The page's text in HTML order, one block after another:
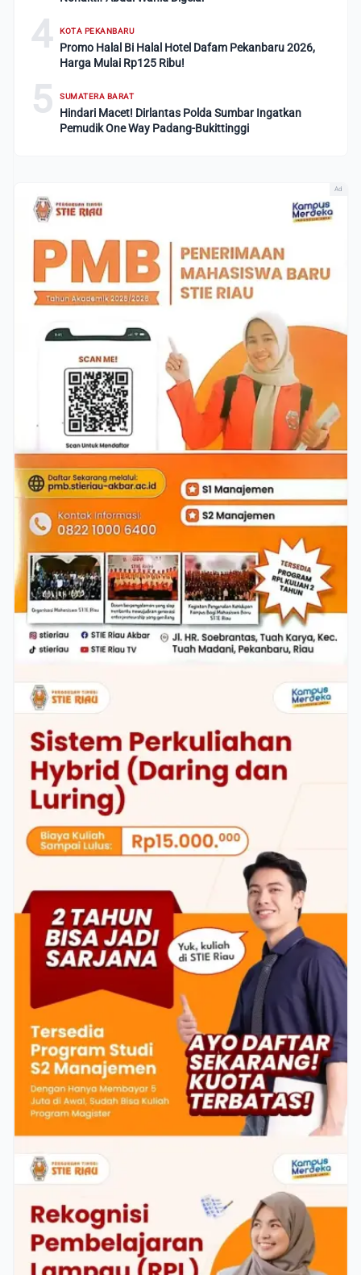
4 KOTA PEKANBARU
Promo Halal Bi Halal Hotel Dafam Pekanbaru 2026,
Harga Mulai Rp125 Ribu!
5 SUMATERA BARAT
Hindari Macet! Dirlantas Polda Sumbar Ingatkan
Pemudik One Way Padang-Bukittinggi
Ad